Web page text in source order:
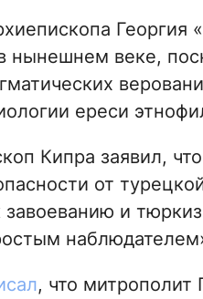
Георгия
нынешнем веке,
ереси
Кипра заявил,
от
завоеванию и
, что митрополит